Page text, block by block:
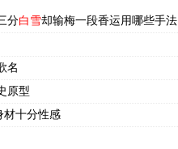
分白雪却输梅一段香运用哪些手法
名
原型
材十分性感